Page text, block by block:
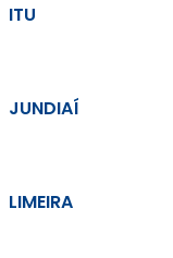
ITU
JUNDIAÍ
LIMEIRA